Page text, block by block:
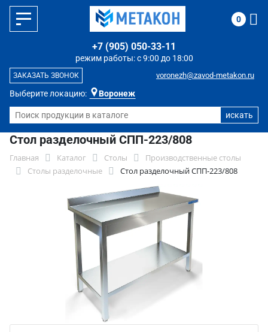
Выберите локацию: Воронеж
режим работы: с 9:00 до 18:00
+7 (905) 050-33-11
voronezh@zavod-metakon.ru
ЗАКАЗАТЬ ЗВОНОК
0
Стол разделочный СПП-223/808
Главная Каталог Столы
Производственные столы
Столы разделочные
Стол разделочный СПП-223/808